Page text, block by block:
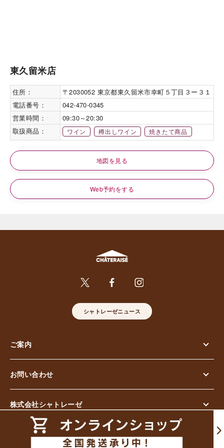
東久留米店
住所：
〒2030052 東京都東久留米市幸町５丁目３ー３１
電話番号：
042-470-0345
営業時間：
09:30～20:30
取扱商品：
ワイン 樽出しワイン 焼きたて商品
地図を見る
Web予約をする
シャトレーゼニュース
ご案内
お問い合わせ
株式会社シャトレーゼ
© Chateraise Co.,Ltd. All Rights Reserved.